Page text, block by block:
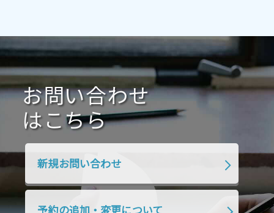
2021年1月 2020年12月 2020年11月
2020年10月 2020年9月 2020年8月
2020年7月 2020年6月 2020年5月
2020年4月 2020年3月 2020年2月
2019年10月 2019年9月
2019年4月
お問い合わせ
はこちら
新規お問い合わせ
予約の追加・変更について